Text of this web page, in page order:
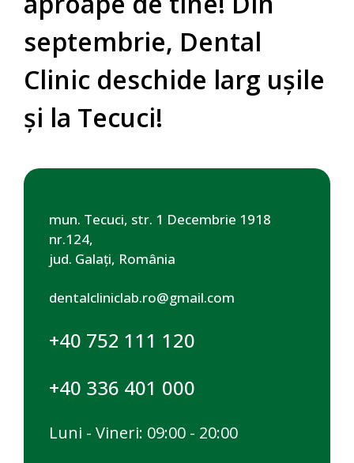
septembrie, Dental
Clinic deschide larg ușile
și la Tecuci!
mun. Tecuci, str. 1 Decembrie 1918
nr.124,
jud. Galaţi, România
dentalcliniclab.ro@gmail.com
+40 752 111 120
+40 336 401 000
Luni - Vineri: 09:00 - 20:00